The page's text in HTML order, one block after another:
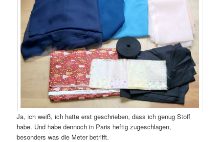
Ja, ich weiß, ich hatte erst geschrieben, dass ich genug Stoff
habe. Und habe dennoch in Paris heftig zugeschlagen,
besonders was die Meter betrifft.